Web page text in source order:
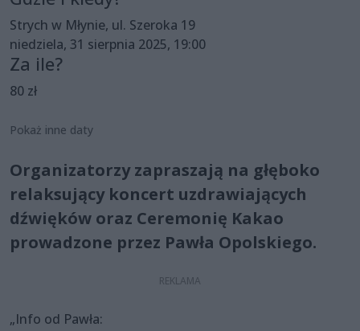
Strych w Młynie, ul. Szeroka 19
niedziela, 31 sierpnia 2025, 19:00
Za ile?
80 zł
Pokaż inne daty
Organizatorzy zapraszają na głęboko
relaksujący koncert uzdrawiających
dźwięków oraz Ceremonię Kakao
prowadzone przez Pawła Opolskiego.
„Info od Pawła: